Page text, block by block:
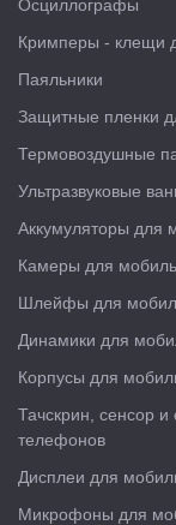
Осциллографы
Кримперы - клещи
Паяльники
Защитные пленки
Термовоздушные
Ультразвуковые
Аккумуляторы для
Камеры для
Шлейфы для
Динамики для
Корпусы для
Тачскрин, сенсор
телефонов
Дисплеи для
Микрофоны для